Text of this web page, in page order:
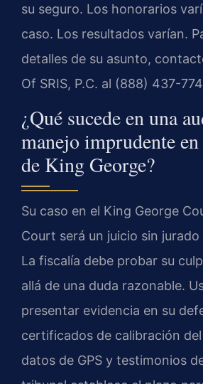
su seguro. Los honorarios
caso. Los resultados varían.
detalles de su asunto,
Of SRIS, P.C. al (888) 437-
¿Qué sucede en una
manejo imprudente
de King George?
Su caso en el King George
Court será un juicio sin
La fiscalía debe probar su
allá de una duda razonable.
presentar evidencia en su
certificados de calibración
datos de GPS y testimonios